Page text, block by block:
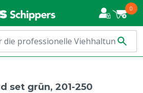
0
set grün, 201-250